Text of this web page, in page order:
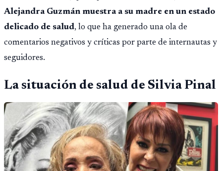
Alejandra Guzmán muestra a su madre en un estado
delicado de salud, lo que ha generado una ola de
comentarios negativos y críticas por parte de internautas y
seguidores.
La situación de salud de Silvia Pinal